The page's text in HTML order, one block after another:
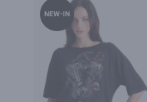
NEW-IN